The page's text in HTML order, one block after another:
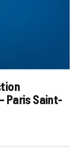
Paris Saint-